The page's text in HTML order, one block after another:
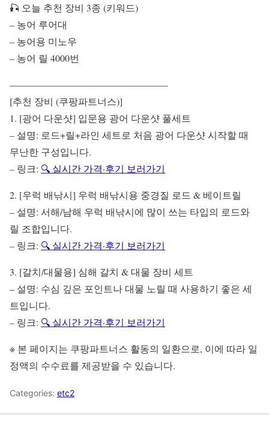
🎣 오늘 추천 장비 3종 (키워드)
– 농어 루어대
– 농어용 미노우
– 농어 릴 4000번
————————————————–
[추천 장비 (쿠팡파트너스)]
1. [광어 다운샷] 입문용 광어 다운샷 풀세트
– 설명: 로드+릴+라인 세트로 처음 광어 다운샷 시작할 때
무난한 구성입니다.
– 링크: 🔍 실시간 가격·후기 보러가기
2. [우럭 배낚시] 우럭 배낚시용 중경질 로드 & 베이트릴
– 설명: 서해/남해 우럭 배낚시에 많이 쓰는 타입의 로드와
릴 조합입니다.
– 링크: 🔍 실시간 가격·후기 보러가기
3. [갈치/대물용] 심해 갈치 & 대물 장비 세트
– 설명: 수심 깊은 포인트나 대물 노릴 때 사용하기 좋은 세
트입니다.
– 링크: 🔍 실시간 가격·후기 보러가기
※ 본 페이지는 쿠팡파트너스 활동의 일환으로, 이에 따라 일
정액의 수수료를 제공받을 수 있습니다.
Categories: etc2